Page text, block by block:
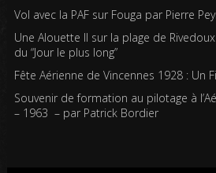
Vol avec la PAF sur Fouga par Pierre
Une Alouette II sur la plage de
du “Jour le plus long”
Fête Aérienne de Vincennes 1928 : Un
Souvenir de formation au pilotage à
– 1963 – par Patrick Bordier